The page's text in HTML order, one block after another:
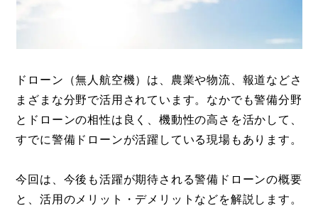
ドローン（無人航空機）は、農業や物流、報道などさ
まざまな分野で活用されています。なかでも警備分野
とドローンの相性は良く、機動性の高さを活かして、
すでに警備ドローンが活躍している現場もあります。
今回は、今後も活躍が期待される警備ドローンの概要
と、活用のメリット・デメリットなどを解説します。